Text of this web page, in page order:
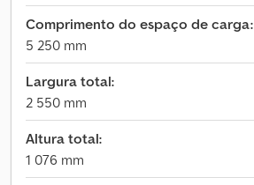
Comprimento do espaço de carga:
5 250 mm
Largura total:
2 550 mm
Altura total:
1 076 mm